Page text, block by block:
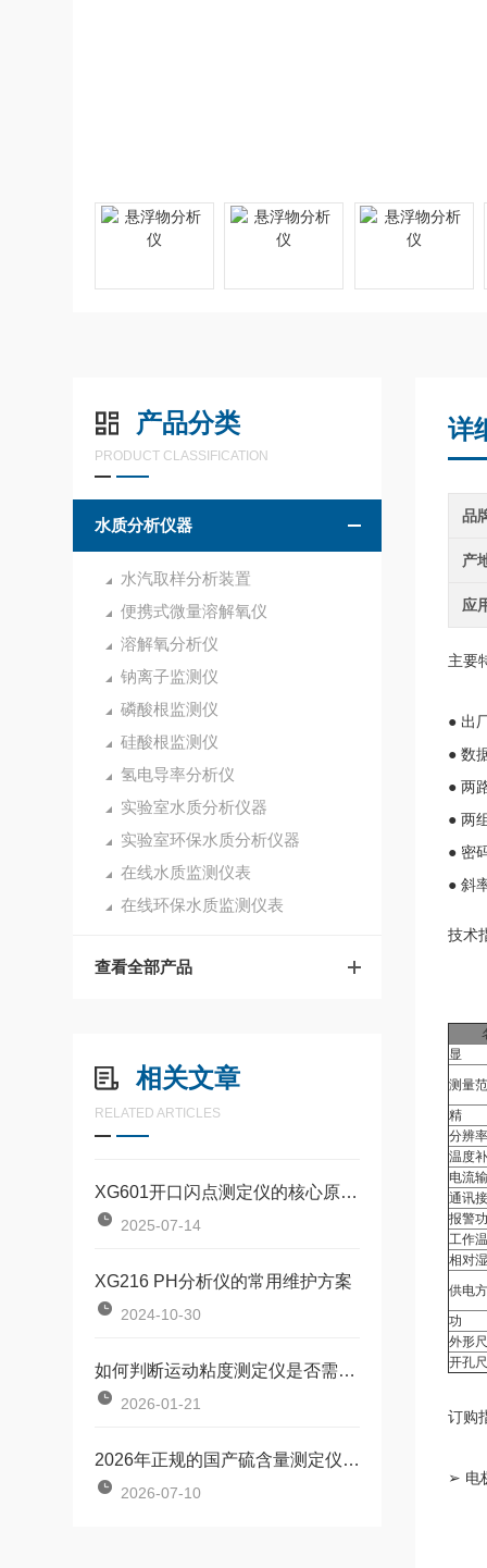
产品分类
PRODUCT CLASSIFICATION
水质分析仪器
水汽取样分析装置
便携式微量溶解氧仪
溶解氧分析仪
钠离子监测仪
磷酸根监测仪
硅酸根监测仪
氢电导率分析仪
实验室水质分析仪器
实验室环保水质分析仪器
在线水质监测仪表
在线环保水质监测仪表
查看全部产品
相关文章
RELATED ARTICLES
XG601开口闪点测定仪的核心原理与技术实现
2025-07-14
XG216 PH分析仪的常用维护方案
2024-10-30
如何判断运动粘度测定仪是否需要校准？看这几个指标就够了
2026-01-21
2026年正规的国产硫含量测定仪生产厂家合作实力参考
2026-07-10
详
品
产
应
主要
● 出
● 数
● 两
● 两
● 密
● 斜
技术
显
测量
精
分辨
温度
电流
通讯
报警
工作
相对
供电
功
外形
开孔
订购
➢ 电